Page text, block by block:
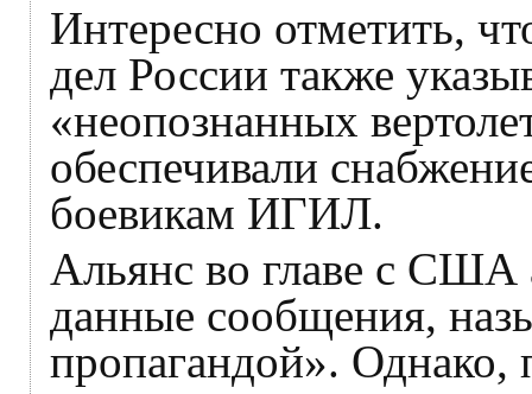
Интересно отметить,
дел России также
«неопознанных
обеспечивали
боевикам ИГИЛ.
Альянс во главе с США
данные сообщения,
пропагандой».